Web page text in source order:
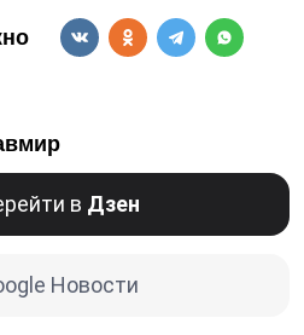
в Дзен
Новости